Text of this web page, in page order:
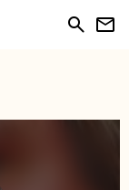
search newsletter